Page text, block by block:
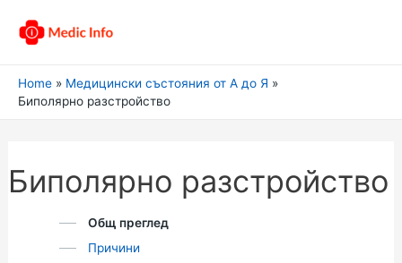
Home
Медицински състояния от А до Я
Биполярно разстройство
Биполярно разстройство
Общ преглед
Причини